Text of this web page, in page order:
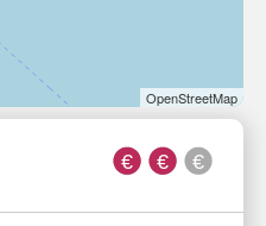
OpenStreetMap